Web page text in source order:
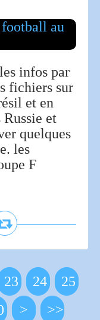
infos par
fichiers sur
et en
et
quelques
les
F
23 24
25
40
50
60
70
80
90
> >>